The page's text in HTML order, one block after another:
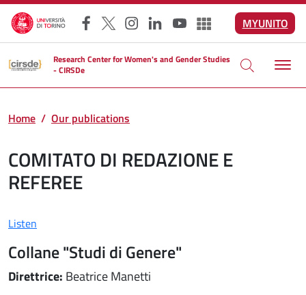
Skip to main content
Facebook
X Instagram
LinkedInYouTubeAltri social
MYUNITO
Research Center for Women's and Gender Studies
- CIRSDe
Home Our publications
COMITATO DI REDAZIONE E
REFEREE
Listen
Collane "Studi di Genere"
Direttrice: Beatrice Manetti